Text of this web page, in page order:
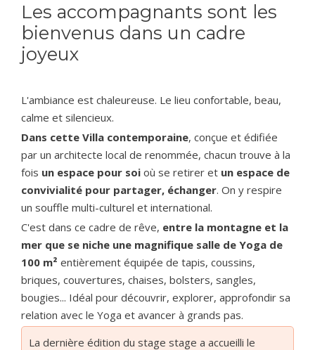
Les accompagnants sont les
bienvenus dans un cadre
joyeux
L'ambiance est chaleureuse. Le lieu confortable, beau,
calme et silencieux.
Dans cette Villa contemporaine, conçue et édifiée
par un architecte local de renommée, chacun trouve à la
fois un espace pour soi où se retirer et un espace de
convivialité pour partager, échanger. On y respire
un souffle multi-culturel et international.
C'est dans ce cadre de rêve, entre la montagne et la
mer que se niche une magnifique salle de Yoga de
100 m² entièrement équipée de tapis, coussins,
briques, couvertures, chaises, bolsters, sangles,
bougies... Idéal pour découvrir, explorer, approfondir sa
relation avec le Yoga et avancer à grands pas.
La dernière édition du stage stage a accueilli le